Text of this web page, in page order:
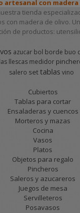
artesanal con madera
tienda
con madera de olivo.
de productos:
azucar bol borde buo
llescas medidor
salero set tablas vino
Cubiertos
Tablas para cortar
Ensaladeras y cuencos
Morteros y mazas
Cocina
Vasos
Platos
Objetos para regalo
Pincheros
Saleros y azucareros
Juegos de mesa
Servilleteros
Posavasos